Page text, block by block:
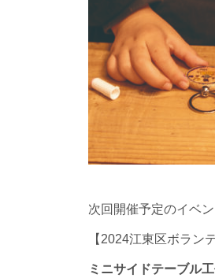
次回開催予定のイベ
【2024江東区ボラン
ミニサイドテーブル